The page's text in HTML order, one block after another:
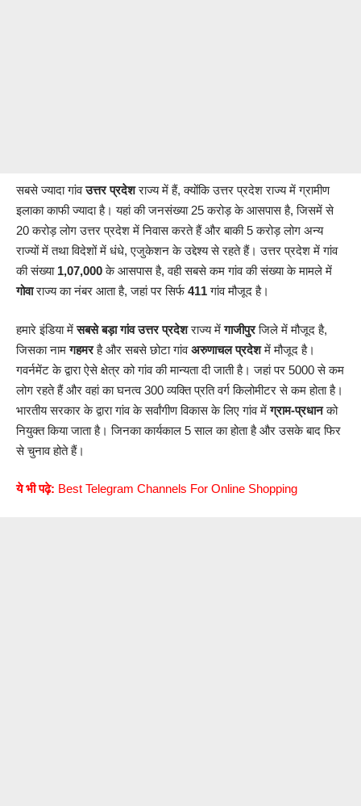
सबसे ज्यादा गांवउत्तर प्रदेशराज्य में हैं, क्योंकि उत्तर प्रदेश राज्य में ग्रामीण
इलाका काफी ज्यादा है। यहां की जनसंख्या 25 करोड़ के आसपास है, जिसमें से
20 करोड़ लोग उत्तर प्रदेश में निवास करते हैं और बाकी 5 करोड़ लोग अन्य
राज्यों में तथा विदेशों में धंधे, एजुकेशन के उद्देश्य से रहते हैं। उत्तर प्रदेश में गांव
की संख्या 1,07,000के आसपास है, वही सबसे कम गांव की संख्या के मामले में
गोवाराज्य का नंबर आता है, जहां पर सिर्फ411गांव मौजूद है।
हमारे इंडिया मेंसबसे बड़ा गांव उत्तर प्रदेशराज्य मेंगाजीपुरजिले में मौजूद है,
जिसका नामगहमरहै और सबसे छोटा गांवअरुणाचल प्रदेशमें मौजूद है।
गवर्नमेंट के द्वारा ऐसे क्षेत्र को गांव की मान्यता दी जाती है। जहां पर 5000 से कम
लोग रहते हैं और वहां का घनत्व 300 व्यक्ति प्रति वर्ग किलोमीटर से कम होता है।
भारतीय सरकार के द्वारा गांव के सर्वांगीण विकास के लिए गांव मेंग्राम-प्रधानको
नियुक्त किया जाता है। जिनका कार्यकाल 5 साल का होता है और उसके बाद फिर
से चुनाव होते हैं।
ये भी पढ़े: Best Telegram Channels For Online Shopping